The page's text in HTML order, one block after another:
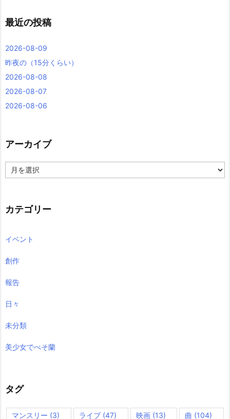
最近の投稿
2026-08-09
昨夜の（15分くらい）
2026-08-08
2026-08-07
2026-08-06
アーカイブ
ー
ブ
カテゴリー
イベント
創作
報告
日々
未分類
美少女でべそ蘭
タグ
マンスリー (3) ライブ(47) 映画(13) 曲 (104)